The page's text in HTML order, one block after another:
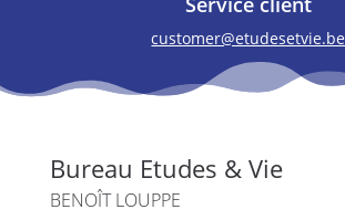
customer@etudesetvie.be
Bureau Etudes & Vie
BENOÎT LOUPPE